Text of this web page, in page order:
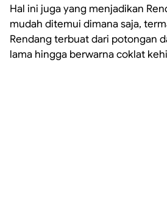
Hal ini juga yang menjadikan
mudah ditemui dimana saja,
Rendang terbuat dari potongan
lama hingga berwarna coklat